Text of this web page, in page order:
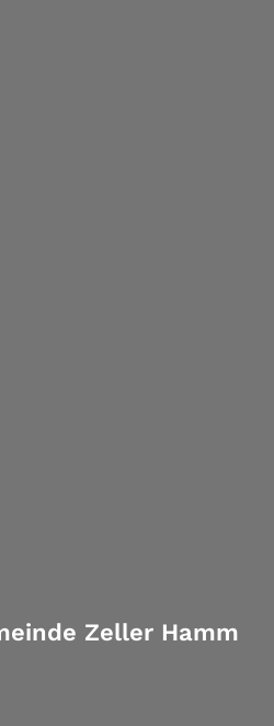
Zeller Hamm